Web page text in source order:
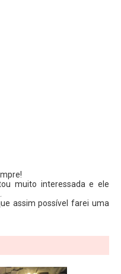
muito interessada e ele
assim possível farei uma